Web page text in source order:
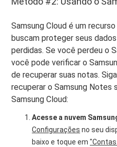
Samsung Cloud é um
buscam proteger seus
perdidas. Se você perdeu o
você pode verificar o
de recuperar suas notas.
recuperar o Samsung Notes
Samsung Cloud:
Acesse a nuvem
Configurações no seu
baixo e toque em